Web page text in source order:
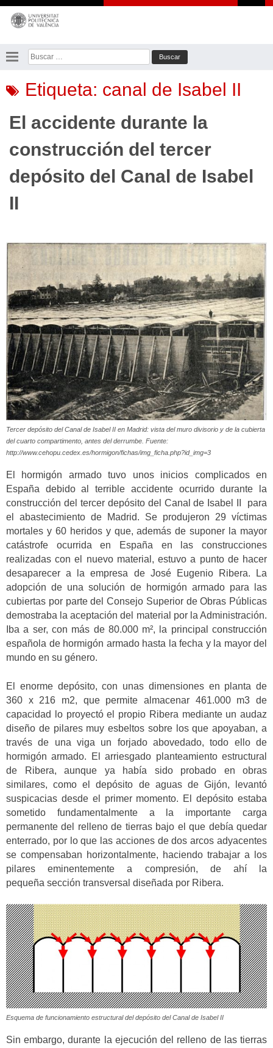
Saltar
contenido
Buscar:
Etiqueta: canal de Isabel II
El accidente durante la
construcción del tercer
depósito del Canal de Isabel
II
Tercer depósito del Canal de Isabel II en Madrid: vista del muro divisorio y de la cubierta
del cuarto compartimento, antes del derrumbe. Fuente:
http://www.cehopu.cedex.es/hormigon/fichas/img_ficha.php?id_img=3
El hormigón armado tuvo unos inicios complicados en
España debido al terrible accidente ocurrido durante la
construcción del tercer depósito del Canal de Isabel II para
el abastecimiento de Madrid. Se produjeron 29 víctimas
mortales y 60 heridos y que, además de suponer la mayor
catástrofe ocurrida en España en las construcciones
realizadas con el nuevo material, estuvo a punto de hacer
desaparecer a la empresa de José Eugenio Ribera. La
adopción de una solución de hormigón armado para las
cubiertas por parte del Consejo Superior de Obras Públicas
demostraba la aceptación del material por la Administración.
Iba a ser, con más de 80.000 m², la principal construcción
española de hormigón armado hasta la fecha y la mayor del
mundo en su género.
El enorme depósito, con unas dimensiones en planta de
360 x 216 m2, que permite almacenar 461.000 m3 de
capacidad lo proyectó el propio Ribera mediante un audaz
diseño de pilares muy esbeltos sobre los que apoyaban, a
través de una viga un forjado abovedado, todo ello de
hormigón armado. El arriesgado planteamiento estructural
de Ribera, aunque ya había sido probado en obras
similares, como el depósito de aguas de Gijón, levantó
suspicacias desde el primer momento. El depósito estaba
sometido fundamentalmente a la importante carga
permanente del relleno de tierras bajo el que debía quedar
enterrado, por lo que las acciones de dos arcos adyacentes
se compensaban horizontalmente, haciendo trabajar a los
pilares eminentemente a compresión, de ahí la
pequeña sección transversal diseñada por Ribera.
Esquema de funcionamiento estructural del depósito del Canal de Isabel II
Sin embargo, durante la ejecución del relleno de las tierras